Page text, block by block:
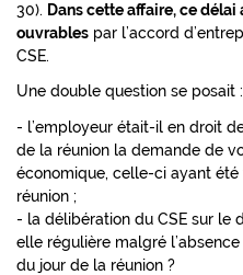
30). Dans cette affaire, ce
ouvrables par l’accord
CSE.
Une double question se posait :
- l’employeur était-il en droit
de la réunion la demande de
économique, celle-ci ayant
réunion ;
- la délibération du CSE sur le
elle régulière malgré
du jour de la réunion ?